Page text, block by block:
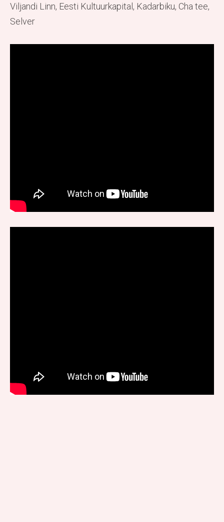
Viljandi Linn, Eesti Kultuurkapital, Kadarbiku, Cha tee,
Selver